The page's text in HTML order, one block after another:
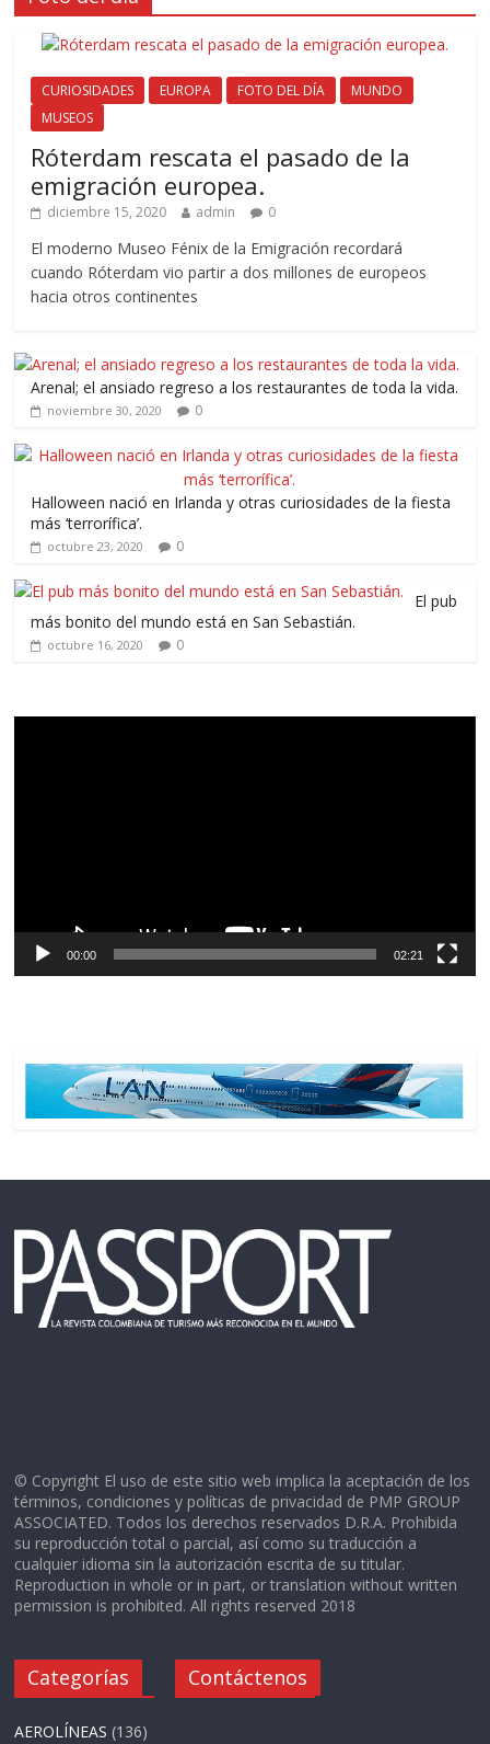
CURIOSIDADES EUROPA FOTO DEL DÍA
MUNDO
MUSEOS
Róterdam rescata el pasado de la
emigración europea.
diciembre 15, 2020 admin 0
El moderno Museo Fénix de la Emigración recordará
cuando Róterdam vio partir a dos millones de europeos
hacia otros continentes
Arenal; el ansiado regreso a los restaurantes de toda la vida.
noviembre 30, 2020 0
Halloween nació en Irlanda y otras curiosidades de la fiesta
más ‘terrorífica’.
octubre 23, 2020 0
El pub
más bonito del mundo está en San Sebastián.
octubre 16, 2020 0
00:00 02:21
© Copyright El uso de este sitio web implica la aceptación de los
términos, condiciones y políticas de privacidad de PMP GROUP
ASSOCIATED. Todos los derechos reservados D.R.A. Prohibida
su reproducción total o parcial, así como su traducción a
cualquier idioma sin la autorización escrita de su titular.
Reproduction in whole or in part, or translation without written
permission is prohibited. All rights reserved 2018
Categorías
AEROLÍNEAS (136)
Contáctenos